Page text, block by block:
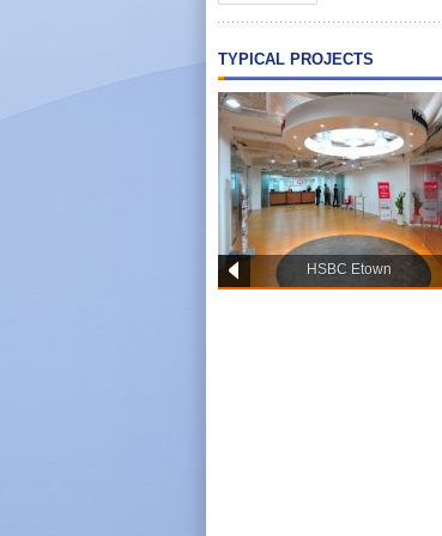
TYPICAL PROJECTS
HSBC Etown
Hanh Phuc International